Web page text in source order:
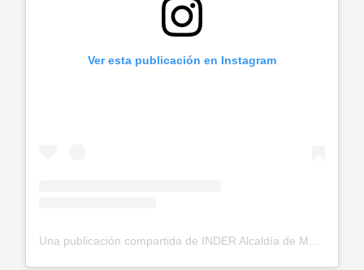
Ver esta publicación en Instagram